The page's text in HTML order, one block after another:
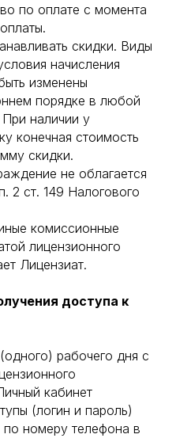
по оплате с момента
скидки. Виды
начисления
изменены
порядке в любой
наличии у
конечная стоимость
скидки.
не облагается
2 ст. 149 Налогового
комиссионные
лицензионного
Лицензиат.
доступа к
рабочего дня с
кабинет
(логин и пароль)
номеру телефона в